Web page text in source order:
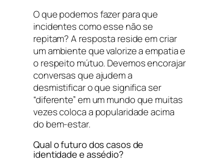
O que podemos fazer para que
incidentes como esse não se
repitam? A resposta reside em criar
um ambiente que valorize a empatia e
o respeito mútuo. Devemos encorajar
conversas que ajudem a
desmistificar o que significa ser
“diferente” em um mundo que muitas
vezes coloca a popularidade acima
do bem-estar.
Qual o futuro dos casos de
identidade e assédio?